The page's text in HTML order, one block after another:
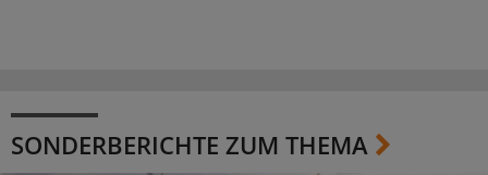
SONDERBERICHTE ZUM THEMA